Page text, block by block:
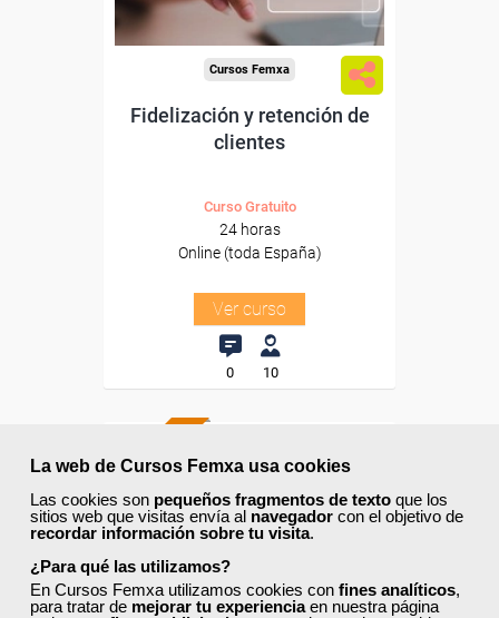
La web de Cursos Femxa usa cookies
Las cookies son pequeños fragmentos de texto que los
sitios web que visitas envía al navegador con el objetivo de
recordar información sobre tu visita.
¿Para qué las utilizamos?
En Cursos Femxa utilizamos cookies con fines analíticos,
para tratar de mejorar tu experienciaen nuestra página
Cursos Femxa
Fidelización y retención de
clientes
Curso Gratuito
24 horas
Online (toda España)
Ver curso
0 10
ONLINE
Formación 100%
subvencionada.
Para desempleados,
trabajadores y autónomos.